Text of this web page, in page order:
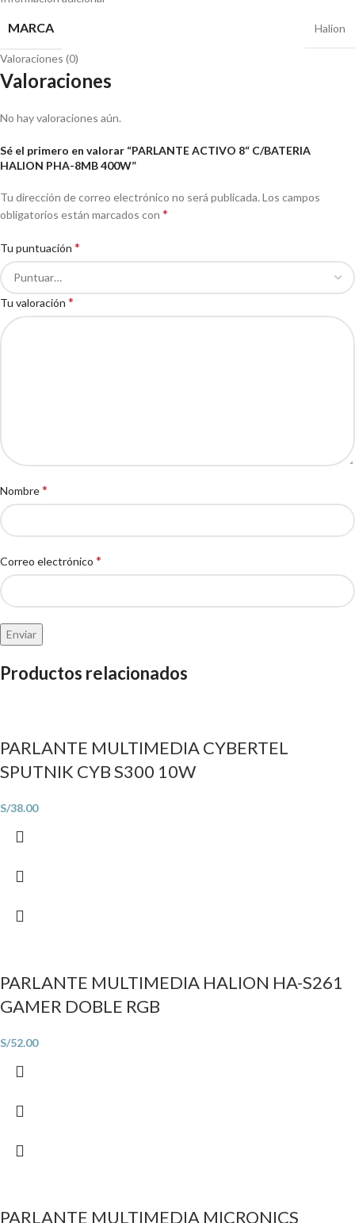
MARCA Halion
Valoraciones (0)
Valoraciones
No hay valoraciones aún.
Sé el primero en valorar “PARLANTE ACTIVO 8“ C/BATERIA
HALION PHA-8MB 400W”
Tu dirección de correo electrónico no será publicada. Los campos
obligatorios están marcados con *
Tu puntuación *
Tu valoración *
Nombre*
Correo electrónico *
Productos relacionados
PARLANTE MULTIMEDIA CYBERTEL
SPUTNIK CYB S300 10W
S/38.00
PARLANTE MULTIMEDIA HALION HA-S261
GAMER DOBLE RGB
S/52.00
PARLANTE MULTIMEDIA MICRONICS